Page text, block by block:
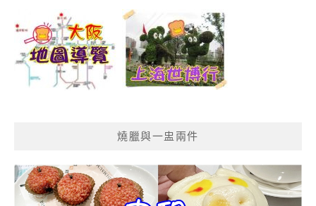
燒臘與一盅兩件